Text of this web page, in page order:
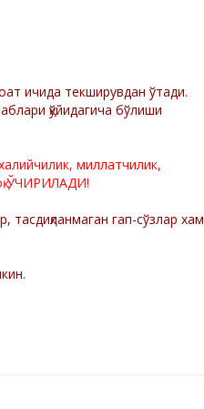
ичида текширувдан ўтади.
қўйидагича бўлиши
миллатчилик,
ЎЧИРИЛАДИ!
гап-сўзлар хам